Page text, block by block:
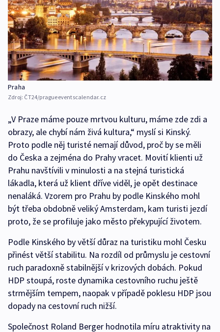
Praha
Zdroj: ČT24/pragueeventscalendar.cz
„V Praze máme pouze mrtvou kulturu, máme zde zdi a
obrazy, ale chybí nám živá kultura,“ myslí si Kinský.
Proto podle něj turisté nemají důvod, proč by se měli
do Česka a zejména do Prahy vracet. Movití klienti už
Prahu navštívili v minulosti a na stejná turistická
lákadla, která už klient dříve viděl, je opět destinace
nenaláká. Vzorem pro Prahu by podle Kinského mohl
být třeba obdobně veliký Amsterdam, kam turisti jezdí
proto, že se profiluje jako město překypující životem.
Podle Kinského by větší důraz na turistiku mohl Česku
přinést větší stabilitu. Na rozdíl od průmyslu je cestovní
ruch paradoxně stabilnější v krizových dobách. Pokud
HDP stoupá, roste dynamika cestovního ruchu ještě
strmějším tempem, naopak v případě poklesu HDP jsou
dopady na cestovní ruch nižší.
Společnost Roland Berger hodnotila míru atraktivity na